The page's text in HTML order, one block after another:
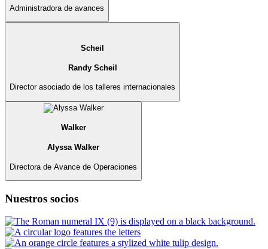
Administradora de avances
Scheil
Randy Scheil
Director asociado de los talleres internacionales
Walker
Alyssa Walker
Directora de Avance de Operaciones
Nuestros socios